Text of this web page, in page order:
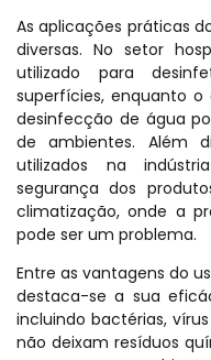
As aplicações práticas
diversas. No setor
utilizado para
superfícies, enquanto
desinfecção de água
de ambientes. Além
utilizados na
segurança dos
climatização, onde a
pode ser um problema.
Entre as vantagens do
destaca-se a sua
incluindo bactérias,
não deixam resíduos